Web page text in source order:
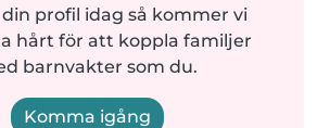
profil idag så kommer vi
hårt för att koppla familjer
barnvakter som du.
Komma igång